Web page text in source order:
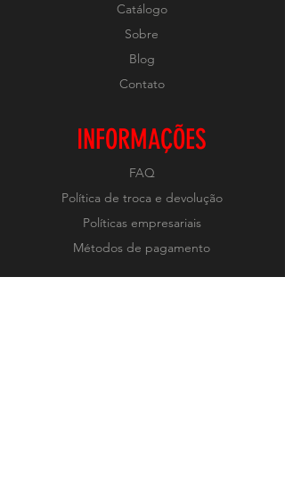
Catálogo
Sobre
Blog
Contato
INFORMAÇÕES
FAQ
Política de troca e devolução
Políticas empresariais
Métodos de pagamento